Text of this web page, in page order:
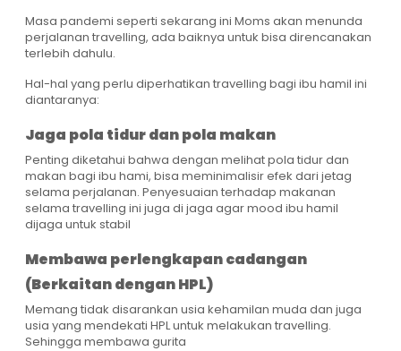
Masa pandemi seperti sekarang ini Moms akan menunda
perjalanan travelling, ada baiknya untuk bisa direncanakan
terlebih dahulu.
Hal-hal yang perlu diperhatikan travelling bagi ibu hamil ini
diantaranya:
Jaga pola tidur dan pola makan
Penting diketahui bahwa dengan melihat pola tidur dan
makan bagi ibu hami, bisa meminimalisir efek dari jetag
selama perjalanan. Penyesuaian terhadap makanan
selama travelling ini juga di jaga agar mood ibu hamil
dijaga untuk stabil
Membawa perlengkapan cadangan
(Berkaitan dengan HPL)
Memang tidak disarankan usia kehamilan muda dan juga
usia yang mendekati HPL untuk melakukan travelling.
Sehingga membawa gurita